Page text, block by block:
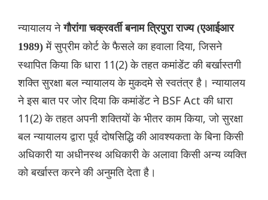
न्यायालय नेगौरांगा चक्रवर्ती बनाम त्रिपुरा राज्य (एआईआर
1989)में सुप्रीम कोर्ट के फैसले का हवाला दिया, जिसने
स्थापित किया कि धारा 11(2) के तहत कमांडेंट की बर्खास्तगी
शक्ति सुरक्षा बल न्यायालय के मुकदमे से स्वतंत्र है। न्यायालय
ने इस बात पर जोर दिया कि कमांडेंट ने BSF Act की धारा
11(2) के तहत अपनी शक्तियों के भीतर काम किया, जो सुरक्षा
बल न्यायालय द्वारा पूर्व दोषसिद्धि की आवश्यकता के बिना किसी
अधिकारी या अधीनस्थ अधिकारी के अलावा किसी अन्य व्यक्ति
को बर्खास्त करने की अनुमति देता है।